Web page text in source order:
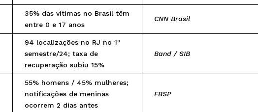
35% das vítimas no Brasil têm
entre 0 e 17 anos
CNN Brasil
94 localizações no RJ no 1º
semestre/24; taxa de
recuperação subiu 15%
Band / SIB
55% homens / 45% mulheres;
notificações de meninas
ocorrem 2 dias antes
FBSP